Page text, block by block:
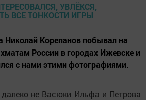
Николай Корепанов побывал на
России в городах Ижевске и
с нами этими фотографиями.
не Васюки Ильфа и Петрова